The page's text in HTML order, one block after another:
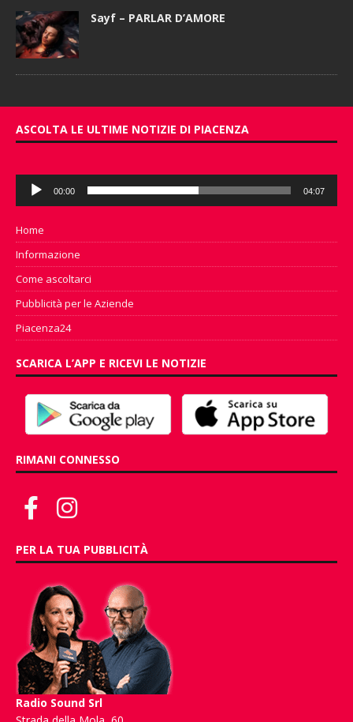
Sayf – PARLAR D’AMORE
ASCOLTA LE ULTIME NOTIZIE DI PIACENZA
Audio
Player
00:00 04:07
Home
Informazione
Come ascoltarci
Pubblicità per le Aziende
Piacenza24
SCARICA L’APP E RICEVI LE NOTIZIE
RIMANI CONNESSO
PER LA TUA PUBBLICITÀ
Radio Sound Srl